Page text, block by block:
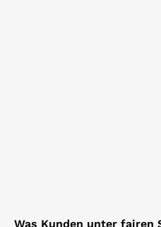
Was Kunden unter fairen